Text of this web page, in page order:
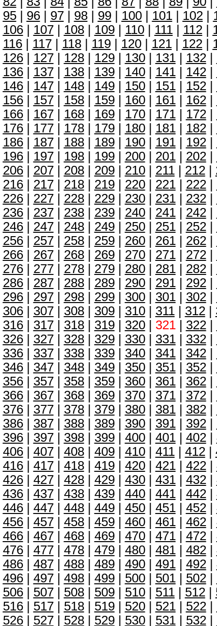
95| 96| 97| 98| 99| 100| 101| 102|
106| 107| 108| 109| 110| 111| 112|
116| 117| 118| 119| 120| 121| 122|
126| 127| 128| 129| 130| 131| 132|
136| 137| 138| 139| 140| 141| 142|
146| 147| 148| 149| 150| 151| 152|
156| 157| 158| 159| 160| 161| 162|
166| 167| 168| 169| 170| 171| 172|
176| 177| 178| 179| 180| 181| 182|
186| 187| 188| 189| 190| 191| 192|
196| 197| 198| 199| 200| 201| 202|
206| 207| 208| 209| 210| 211| 212|
216| 217| 218| 219| 220| 221| 222|
226| 227| 228| 229| 230| 231| 232|
236| 237| 238| 239| 240| 241| 242|
246| 247| 248| 249| 250| 251| 252|
256| 257| 258| 259| 260| 261| 262|
266| 267| 268| 269| 270| 271| 272|
276| 277| 278| 279| 280| 281| 282|
286| 287| 288| 289| 290| 291| 292|
296| 297| 298| 299| 300| 301| 302|
306| 307| 308| 309| 310| 311| 312|
316| 317| 318| 319| 320| 321| 322|
326| 327| 328| 329| 330| 331| 332|
336| 337| 338| 339| 340| 341| 342|
346| 347| 348| 349| 350| 351| 352|
356| 357| 358| 359| 360| 361| 362|
366| 367| 368| 369| 370| 371| 372|
376| 377| 378| 379| 380| 381| 382|
386| 387| 388| 389| 390| 391| 392|
396| 397| 398| 399| 400| 401| 402|
406| 407| 408| 409| 410| 411| 412|
416| 417| 418| 419| 420| 421| 422|
426| 427| 428| 429| 430| 431| 432|
436| 437| 438| 439| 440| 441| 442|
446| 447| 448| 449| 450| 451| 452|
456| 457| 458| 459| 460| 461| 462|
466| 467| 468| 469| 470| 471| 472|
476| 477| 478| 479| 480| 481| 482|
486| 487| 488| 489| 490| 491| 492|
496| 497| 498| 499| 500| 501| 502|
506| 507| 508| 509| 510| 511| 512|
516| 517| 518| 519| 520| 521| 522|
526| 527| 528| 529| 530| 531| 532|